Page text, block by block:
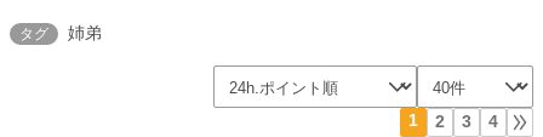
タグ 姉弟
1 2 3 4